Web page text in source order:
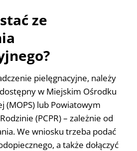
ze
pielęgnacyjne, należy
w Miejskim Ośrodku
(MOPS) lub Powiatowym
(PCPR) – zależnie od
We wniosku trzeba podać
a także dołączyć